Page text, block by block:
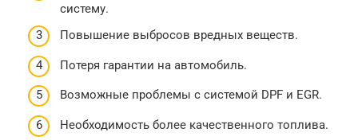
систему.
Повышение выбросов вредных веществ.
Потеря гарантии на автомобиль.
Возможные проблемы с системой DPF и EGR.
Необходимость более качественного топлива.